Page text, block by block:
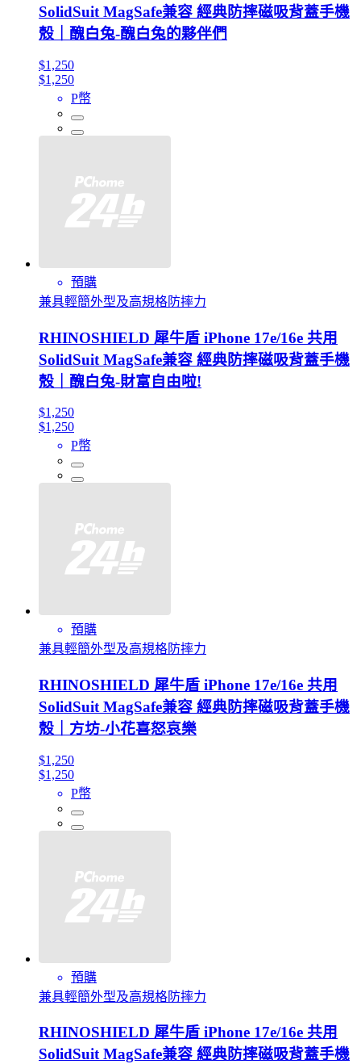
SolidSuit MagSafe兼容 經典防摔磁吸背蓋手機
殼｜醜白兔-醜白兔的夥伴們
$1,250
$1,250
P幣
預購
兼具輕簡外型及高規格防摔力
RHINOSHIELD 犀牛盾 iPhone 17e/16e 共用
SolidSuit MagSafe兼容 經典防摔磁吸背蓋手機
殼｜醜白兔-財富自由啦!
$1,250
$1,250
P幣
預購
兼具輕簡外型及高規格防摔力
RHINOSHIELD 犀牛盾 iPhone 17e/16e 共用
SolidSuit MagSafe兼容 經典防摔磁吸背蓋手機
殼｜方坊-小花喜怒哀樂
$1,250
$1,250
P幣
預購
兼具輕簡外型及高規格防摔力
RHINOSHIELD 犀牛盾 iPhone 17e/16e 共用
SolidSuit MagSafe兼容 經典防摔磁吸背蓋手機